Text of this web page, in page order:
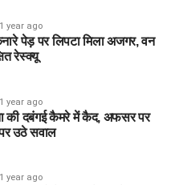
1 year ago
पेड़ पर लिपटा मिला अजगर, वन
रेस्क्यू
1 year ago
की दबंगई कैमरे में कैद, अफसर पर
उठे सवाल
1 year ago